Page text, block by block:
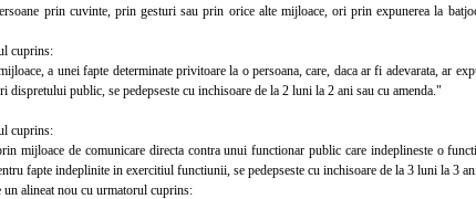
prin cuvinte, prin gesturi sau prin orice alte mijloace, ori prin expunerea la
cuprins:
a unei fapte determinate privitoare la o persoana, care, daca ar fi adevarata, ar
dispretului public, se pedepseste cu inchisoare de la 2 luni la 2 ani sau cu amenda."
cuprins:
mijloace de comunicare directa contra unui functionar public care indeplineste o
fapte indeplinite in exercitiul functiunii, se pedepseste cu inchisoare de la 3 luni la 3
alineat nou cu urmatorul cuprins: